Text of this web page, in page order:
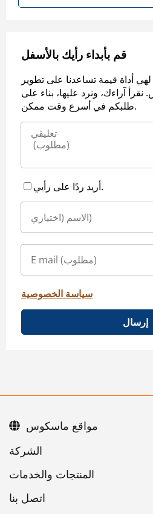
قم بأبداء رأيك بالأسفل
أداة قيمة تساعدنا على تطوير
آراءك، ونرد عليها، بناء على
طلبكم في أسرع وقت ممكن.
أريد ردًا على رأيي.
سياسة الخصوصية
إرسال
اتصل بنا
مواقع ماسكوس